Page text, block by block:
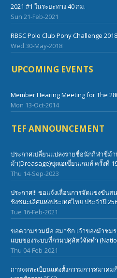
2021 #1 ในระยะทาง 40 กม.
Sun 21-Feb-2021
RBSC Polo Club Pony Challenge
Wed 30-May-2018
UPCOMING EVENTS
Member Hearing Meeting for The
Mon 13-Oct-2014
TEF ANNOUNCEMENT
ประกาศเปลี่ยนแปลงรายชื่อนักกีฬาขี่ม้
ม้า(Dreasage)ชุดเอเชี่ยนเกมส์ ครั้งที่
Thu 14-Sep-2023
ประกาศ!!! ขอแจ้งเลื่อนการจัดแข่งขัน
ชิงชนะเลิศแห่งประเทศไทย ประจำปี
Tue 16-Feb-2021
ขอความร่วมมือ สมาชิก เจ้าของม้าชม
แบบของระบบที่กรมปศุสัตว์จัดทำ
Thu 04-Feb-2021
การจดทะเบียนแต่งตั้งกรรมการสมาค